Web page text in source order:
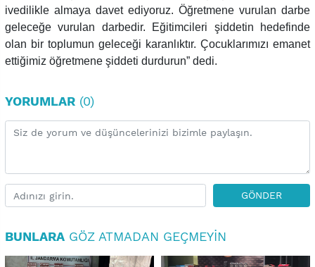
ivedilikle almaya davet ediyoruz. Öğretmene vurulan darbe
geleceğe vurulan darbedir. Eğitimcileri şiddetin hedefinde
olan bir toplumun geleceği karanlıktır. Çocuklarımızı emanet
ettiğimiz öğretmene şiddeti durdurun” dedi.
YORUMLAR (0)
GÖNDER
BUNLARA GÖZ ATMADAN GEÇMEYIN